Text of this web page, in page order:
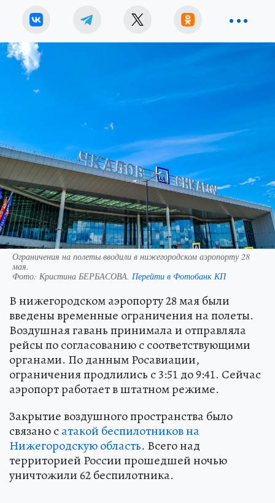
Ограничения на полеты вводили в нижегородском аэропорту 28
мая.
Фото: Кристина БЕРБАСОВА. Перейти в Фотобанк КП
В нижегородском аэропорту 28 мая были
введены временные ограничения на полеты.
Воздушная гавань принимала и отправляла
рейсы по согласованию с соответствующими
органами. По данным Росавиации,
ограничения продлились с 3:51 до 9:41. Сейчас
аэропорт работает в штатном режиме.
Закрытие воздушного пространства было
связано сатакой беспилотников на
Нижегородскую область. Всего над
территорией России прошедшей ночью
уничтожили 62 беспилотника.